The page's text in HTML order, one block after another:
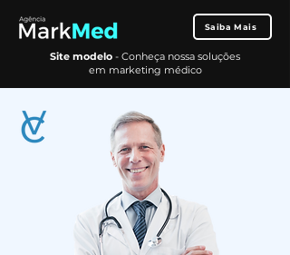
Saiba Mais
Site modelo - Conheça nossa soluções
em marketing médico